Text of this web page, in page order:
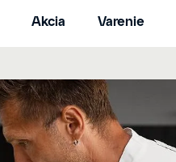
Akcia Varenie